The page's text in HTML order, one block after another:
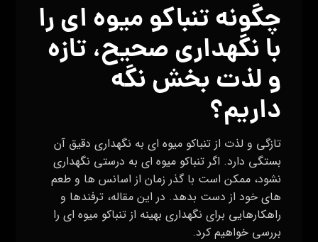
چگونه تنباکو میوه ای را
با نگهداری صحیح، تازه
و لذت بخش نگه
داریم؟
تازگی و لذت از تنباکو میوه ای به نگهداری دقیق آن
بستگی دارد. اگر تنباکو میوه ای به درستی نگهداری
نشود، ممکن است با گذر زمان از اسانس ها و طعم
های خود از دست بدهد. در این مقاله، ترفندها و
راهکارهایی برای نگهداری بهینه از تنباکو میوه ای را
بررسی خواهیم کرد.